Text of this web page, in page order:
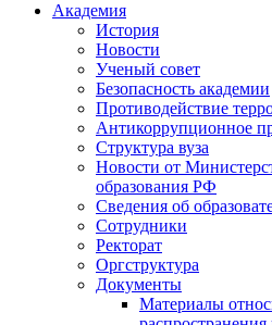
Академия
История
Новости
Ученый совет
Безопасность академии
Противодействие
Антикоррупционное
Структура вуза
Новости от
образования РФ
Сведения об
Сотрудники
Ректорат
Оргструктура
Документы
Материалы